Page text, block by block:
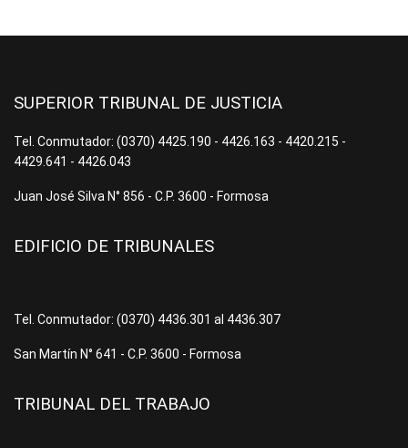
SUPERIOR TRIBUNAL DE JUSTICIA
Tel. Conmutador: (0370) 4425.190 - 4426.163 - 4420.215 -
4429.641 - 4426.043
Juan José Silva N° 856 - C.P. 3600 - Formosa
EDIFICIO DE TRIBUNALES
Tel. Conmutador: (0370) 4436.301 al 4436.307
San Martín N° 641 - C.P. 3600 - Formosa
TRIBUNAL DEL TRABAJO